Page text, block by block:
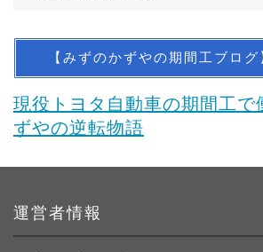
【みずのかずやの期間工ブロ
現役トヨタ自動車の期間工で
ずやの逆転物語
運営者情報